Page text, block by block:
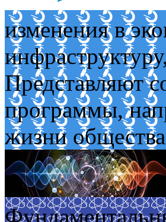
изменения в
Представляют
программы,
жизни общества